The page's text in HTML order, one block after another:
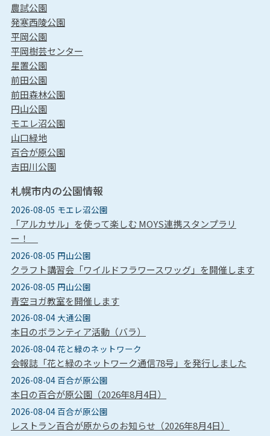
農試公園
発寒西陵公園
平岡公園
平岡樹芸センター
星置公園
前田公園
前田森林公園
円山公園
モエレ沼公園
山口緑地
百合が原公園
吉田川公園
札幌市内の公園情報
2026-08-05 モエレ沼公園
「アルカサル」を使って楽しむ MOYS連携スタンプラリ
ー！
2026-08-05 円山公園
クラフト講習会「ワイルドフラワースワッグ」を開催します
2026-08-05 円山公園
青空ヨガ教室を開催します
2026-08-04 大通公園
本日のボランティア活動（バラ）
2026-08-04 花と緑のネットワーク
会報誌「花と緑のネットワーク通信78号」を発行しました
2026-08-04 百合が原公園
本日の百合が原公園（2026年8月4日）
2026-08-04 百合が原公園
レストラン百合が原からのお知らせ（2026年8月4日）